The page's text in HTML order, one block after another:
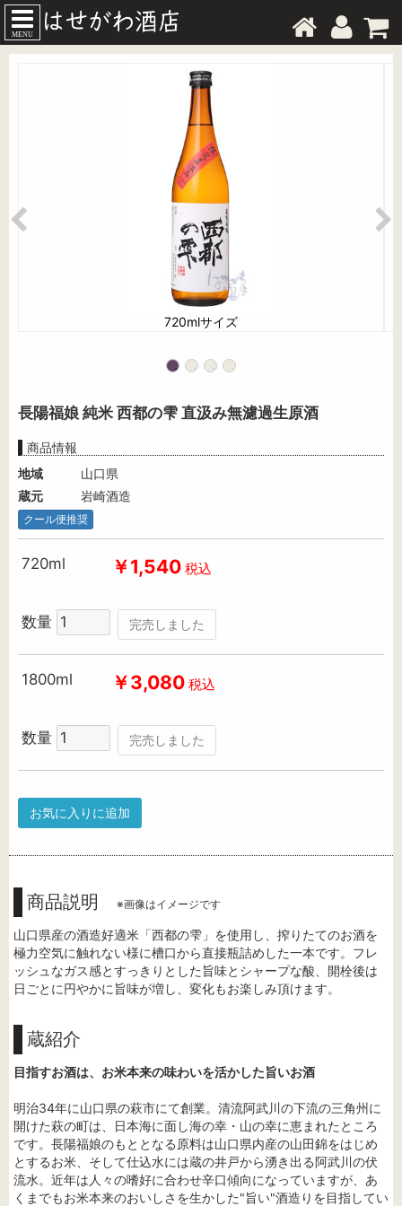
MENU
720mlサイズ
長陽福娘 純米 西都の雫 直汲み無濾過生原酒
商品情報
地域
山口県
蔵元
岩崎酒造
クール便推奨
720ml ￥1,540 税込
数量 完売しました
1800ml ￥3,080 税込
数量 完売しました
お気に入りに追加
商品説明 ※画像はイメージです
山口県産の酒造好適米「西都の雫」を使用し、搾りたてのお酒を
極力空気に触れない様に槽口から直接瓶詰めした一本です。フレ
ッシュなガス感とすっきりとした旨味とシャープな酸、開栓後は
日ごとに円やかに旨味が増し、変化もお楽しみ頂けます。
蔵紹介
目指すお酒は、お米本来の味わいを活かした旨いお酒
明治34年に山口県の萩市にて創業。清流阿武川の下流の三角州に
開けた萩の町は、日本海に面し海の幸・山の幸に恵まれたところ
です。長陽福娘のもととなる原料は山口県内産の山田錦をはじめ
とするお米、そして仕込水には蔵の井戸から湧き出る阿武川の伏
流水。近年は人々の嗜好に合わせ辛口傾向になっていますが、あ
くまでもお米本来のおいしさを生かした"旨い"酒造りを目指してい